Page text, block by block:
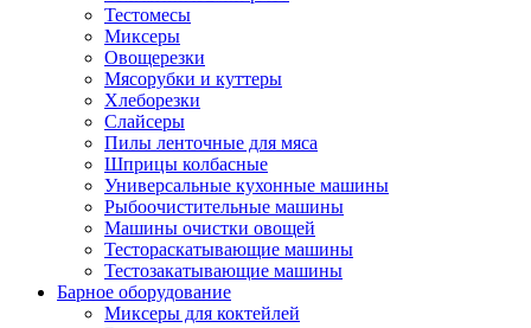
Тестомесы
Миксеры
Овощерезки
Мясорубки и куттеры
Хлеборезки
Слайсеры
Пилы ленточные для мяса
Шприцы колбасные
Универсальные кухонные машины
Рыбоочистительные машины
Машины очистки овощей
Тестораскатывающие машины
Тестозакатывающие машины
Барное оборудование
Миксеры для коктейлей